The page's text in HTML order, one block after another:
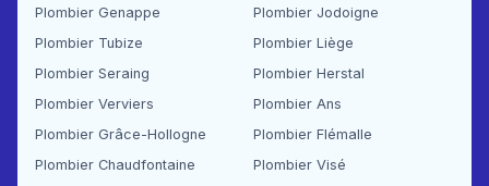
Plombier Genappe
Plombier Jodoigne
Plombier Tubize
Plombier Liège
Plombier Seraing
Plombier Herstal
Plombier Verviers
Plombier Ans
Plombier Grâce-Hollogne
Plombier Flémalle
Plombier Chaudfontaine
Plombier Visé